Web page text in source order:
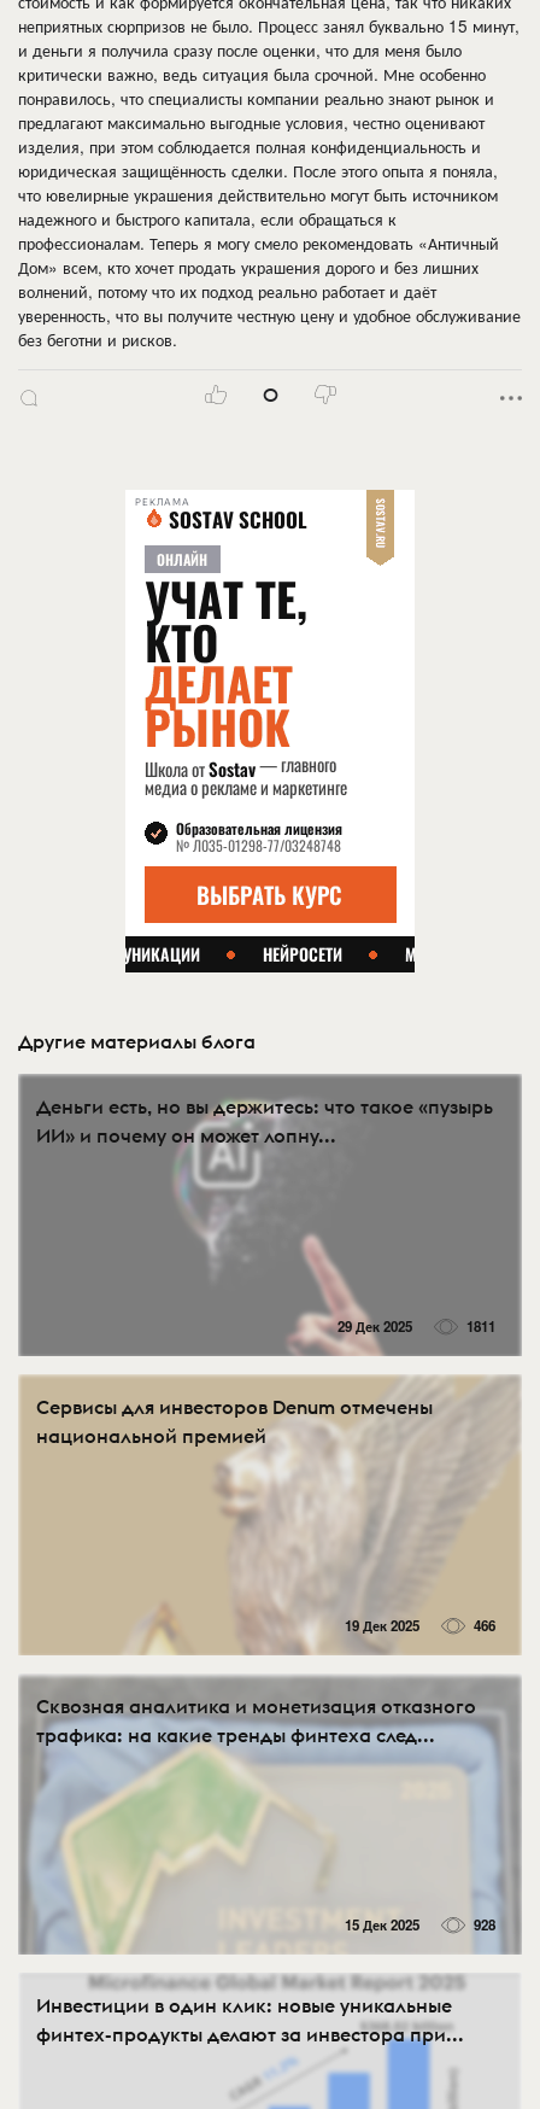
неприятных сюрпризов не было. Процесс занял буквально 15 минут,
и деньги я получила сразу после оценки, что для меня было
критически важно, ведь ситуация была срочной. Мне особенно
понравилось, что специалисты компании реально знают рынок и
предлагают максимально выгодные условия, честно оценивают
изделия, при этом соблюдается полная конфиденциальность и
юридическая защищённость сделки. После этого опыта я поняла,
что ювелирные украшения действительно могут быть источником
надежного и быстрого капитала, если обращаться к
профессионалам. Теперь я могу смело рекомендовать «Античный
Дом» всем, кто хочет продать украшения дорого и без лишних
волнений, потому что их подход реально работает и даёт
уверенность, что вы получите честную цену и удобное обслуживание
без беготни и рисков.
0
РЕКЛАМА
Другие материалы блога
Деньги есть, но вы держитесь: что такое «пузырь
ИИ» и почему он может лопну...
29 Дек 2025 1811
Сервисы для инвесторов Denum отмечены
национальной премией
19 Дек 2025 466
Сквозная аналитика и монетизация отказного
трафика: на какие тренды финтеха след...
15 Дек 2025 928
Инвестиции в один клик: новые уникальные
финтех-продукты делают за инвестора при...